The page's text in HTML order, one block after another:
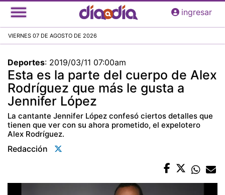
Pasar
al
principal
ingresar
VIERNES 07 DE AGOSTO DE 2026
Deportes: 2019/03/11 07:00am
Esta es la parte del cuerpo de Alex
Rodríguez que más le gusta a
Jennifer López
La cantante Jennifer López confesó ciertos detalles que
tienen que ver con su ahora prometido, el expelotero
Alex Rodríguez.
Redacción